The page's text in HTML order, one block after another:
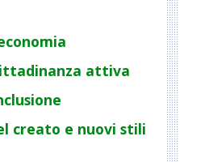
attiva
creato e nuovi stili